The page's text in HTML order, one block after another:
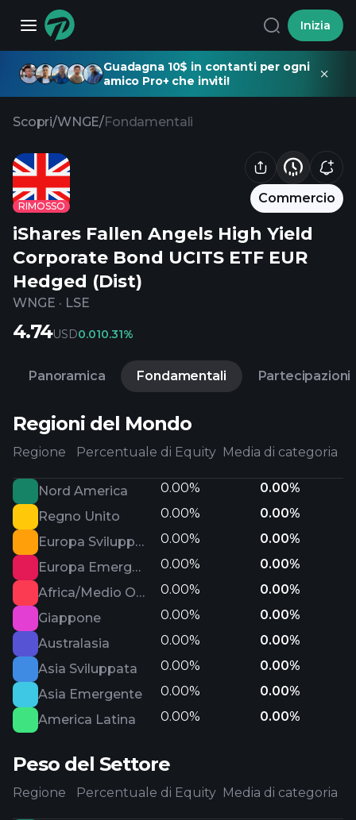
Inizia
Guadagna 10$ in contanti per ogni
amico Pro+ che inviti!
Scopri/WNGE/Fondamentali
RIMOSSO
Commercio
iShares Fallen Angels High Yield
Corporate Bond UCITS ETF EUR
Hedged (Dist)
WNGE · LSE
4.74USD0.010.31%
Panoramica Fondamentali Partecipazioni
Regioni del Mondo
Regione Percentuale di Equity Media di categoria
Nord America 0.00%
0.00%
Regno Unito
0.00%
0.00%
Europa Sviluppata
0.00%
0.00%
Europa Emergente
0.00%
0.00%
Africa/Medio Oriente
0.00%
0.00%
Giappone
0.00%
0.00%
Australasia
0.00%
0.00%
Asia Sviluppata
0.00%
0.00%
Asia Emergente
0.00%
0.00%
America Latina
0.00% 0.00%
Peso del Settore
Regione Percentuale di Equity Media di categoria